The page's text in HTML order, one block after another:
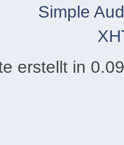
Simple
erstellt in